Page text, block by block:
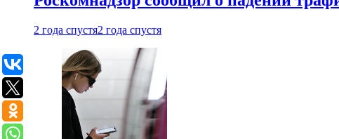
2 года спустя2 года спустя